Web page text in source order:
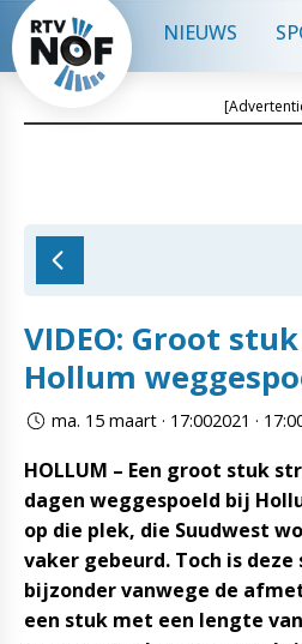
NIEUWS
VIDEO: Groot
Hollum
ma. 15 maart · 17:002021 ·
HOLLUM – Een groot stuk
dagen weggespoeld bij
op die plek, die Suudwest
vaker gebeurd. Toch is
bijzonder vanwege de
een stuk met een lengte